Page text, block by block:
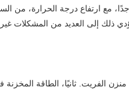
منزن